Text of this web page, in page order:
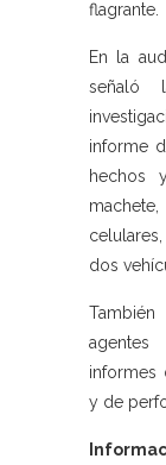
flagrante.
En la
señaló
informe
hechos
dos
informes
y de